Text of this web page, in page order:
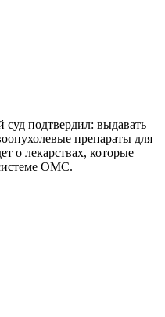
подтвердил: выдавать
препараты для
о лекарствах, которые
ОМС.